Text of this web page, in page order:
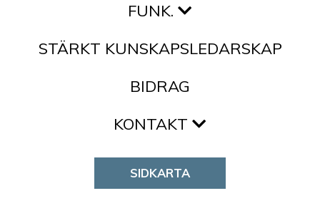
FUNK.
STÄRKT KUNSKAPSLEDARSKAP
BIDRAG
KONTAKT
SIDKARTA